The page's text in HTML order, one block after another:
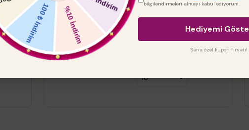
papatyapleksi
₺ 288.00 ₺ 230.40
bilgilendirmeleri almayı kabul ediyorum.
Hediyemi
Sana özel kupon fırsatı!